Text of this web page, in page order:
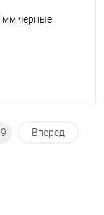
черные
Вперед